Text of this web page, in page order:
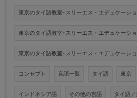
東京のタイ語教室･スリーエス・エデュケーシ
東京のタイ語教室･スリーエス・エデュケーシ
東京のタイ語教室･スリーエス・エデュケーシ
コンセプト 言語一覧 タイ語 東京
インドネシア語 その他の言語 タイ語